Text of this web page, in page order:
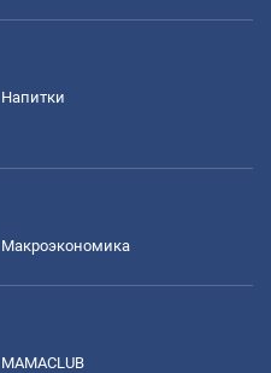
Напитки
Mакроэкономика
MAMACLUB